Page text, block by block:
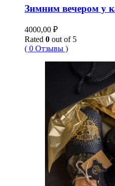
Зимним вечером у
4000,00 ₽
Rated 0 out of 5
( 0 Отзывы )